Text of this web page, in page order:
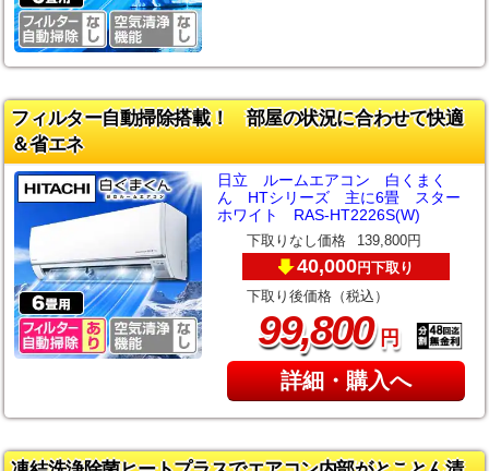
フィルター自動掃除搭載！ 部屋の状況に合わせて快適
＆省エネ
日立 ルームエアコン 白くまく
ん HTシリーズ 主に6畳 スター
ホワイト RAS-HT2226S(W)
下取りなし価格 139,800円
40,000円下取り
下取り後価格（税込）
99,800円
詳細・購入へ